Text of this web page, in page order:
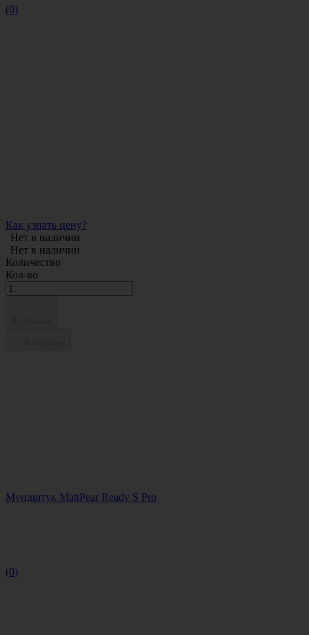
(0)
Как узнать цену?
Нет в наличии
Нет в наличии
Количество
Кол-во
Мундштук MattPear Ready S Pro
(0)